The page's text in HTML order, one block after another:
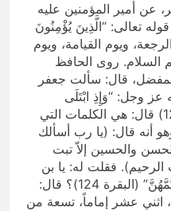
عن أمير المؤمنين عليه
تعالى: “الَّذِينَ يُؤْمِنُونَ
يوم الرجعة، ويوم القيامة، ويوم
السلام. روى الحافظ
قال: سألت جعفر
وجل: “وَإِذِ ابْتَلَى
إِبْرَاهِيمَ رَبُّهُ بِكَلِمَاتٍ” (البقرة 124) قال: هي الكلمات التي
أنه قال: (يا رب أسألك
والحسين إلاّ تبت
الرحيم). فقلت له: يا بن
رسول الله فما يعني بقوله: “فَأَتَمَّهُنَّ” (البقرة 124)؟ قال:
اثني عشر إماماً، تسعة من